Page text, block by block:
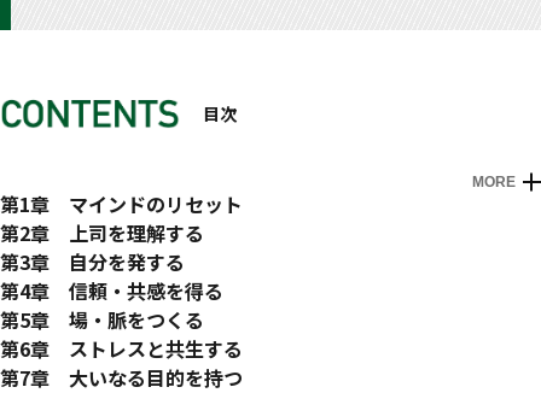
目次
MORE
はじめに
第1章 マインドのリセット
１ 上司とは何か？
「資源」という名の手持ちカード／いかに自分の外にあるカー
ドを引き出すか／
上司は仕事をなすための「資源」である／その「人間」ではな
く、「役職」に仕えるという発想
２ 「マネジメント」ということ
第2章 上司を理解する
１ 上司も人の子である
「べき・はず」論でとらえない／部下が大人の目線で上司をと
らえなおす
２ 「聞き上手」は三つの力 ～ 「観察力」「読解力」「設問
力」
第3章 自分を発する
１ はたらきかけは自分から
ニワトリかタマゴかのにらみ合い／自分からの声がけはゼロを
イチにする
２ 「ビジビリティ」を高める
第4章 信頼・共感を得る
１ 能力への信頼と人間への信頼
職業人が内面に持つ３層＋１軸／「できる」と「成果を出す」
は別物／
第5章 場・脈をつくる
１ 上司との二者関係を「場」に開く
「線」の関係性を「面」に開く／「場の空気」をつくって上司
第6章 ストレスと共生する
１ ストレスとは戦わず、共生しよう
第7章 大いなる目的を持つ